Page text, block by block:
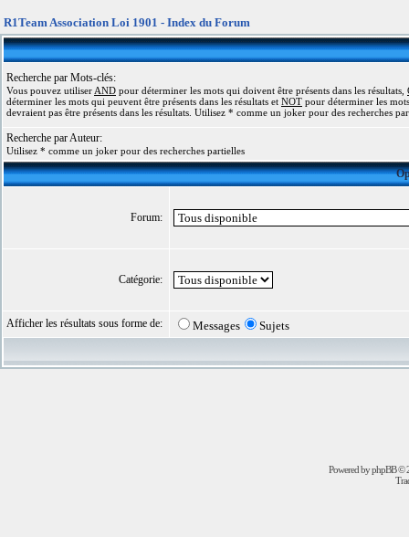
R1Team Association Loi 1901 - Index du Forum
Recherche par Mots-clés:
Vous pouvez utiliser AND pour déterminer les mots qui doivent être présents dans les résultats,
déterminer les mots qui peuvent être présents dans les résultats et NOT pour déterminer les
devraient pas être présents dans les résultats. Utilisez * comme un joker pour des recherches
Recherche par Auteur:
Utilisez * comme un joker pour des recherches partielles
Forum:
Catégorie:
Afficher les résultats sous forme de: Messages Sujets
Powered byphpBB©